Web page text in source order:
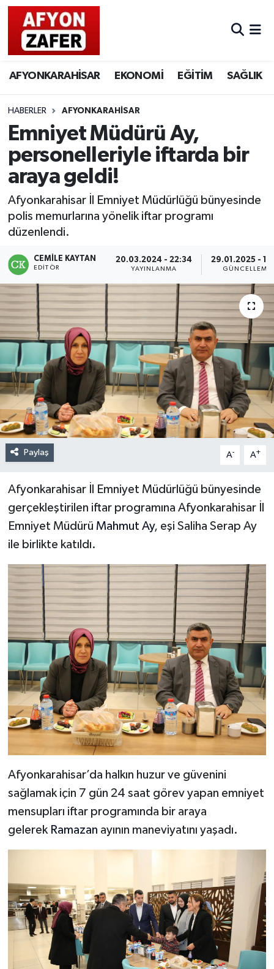
AFYONKARAHİSAR EKONOMİ EĞİTİM SAĞLIK
HABERLER AFYONKARAHİSAR
Emniyet Müdürü Ay,
personelleriyle iftarda bir
araya geldi!
Afyonkarahisar İl Emniyet Müdürlüğü bünyesinde
polis memurlarına yönelik iftar programı
düzenlendi.
CEMILE KAYTAN
EDITÖR
20.03.2024 - 22:34
YAYINLANMA
29.01.2025 -
GÜNCELLEME
Paylaş A- A+
Afyonkarahisar İl Emniyet Müdürlüğü bünyesinde
gerçekleştirilen iftar programına Afyonkarahisar İl
Emniyet Müdürü Mahmut Ay, eşi Saliha Serap Ay
ile birlikte katıldı.
Afyonkarahisar’da halkın huzur ve güvenini
sağlamak için 7 gün 24 saat görev yapan emniyet
mensupları iftar programında bir araya
gelerek Ramazan ayının maneviyatını yaşadı.